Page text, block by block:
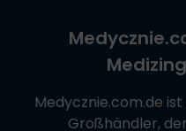
Medycznie.com.de ist
Großhändler,